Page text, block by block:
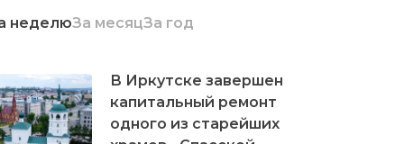
неделюЗа месяцЗа год
В Иркутске завершен
капитальный ремонт
одного из старейших